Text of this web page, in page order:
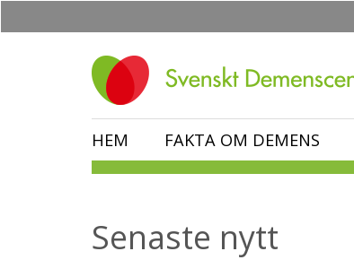
HEM FAKTA OM DEMENS
Senaste nytt